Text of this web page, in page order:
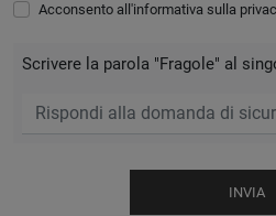
Acconsento all'informativa sulla
Scrivere la parola "Fragole" al
INVIA